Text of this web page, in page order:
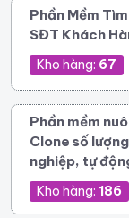
Phần Mềm
SĐT Khách
Kho hàng: 67
Phần mềm
Clone số
nghiệp, tự
Kho hàng: 186